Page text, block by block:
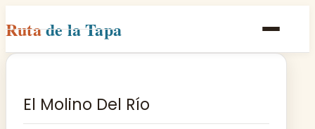
Rutade la Tapa
Inicio
Rutas
El Molino Del Río